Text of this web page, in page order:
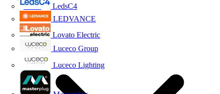
LedsC4
LEDVANCE
Lovato Electric
Luceco Group
Luceco Lighting
Inicio